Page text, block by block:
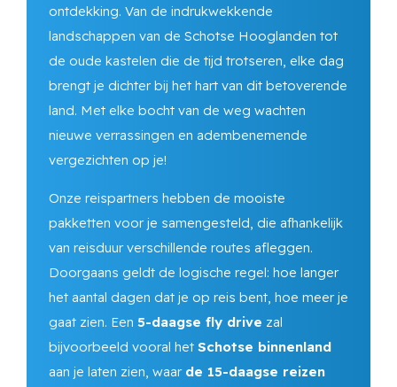
ontdekking. Van de indrukwekkende
landschappen van de Schotse Hooglanden tot
de oude kastelen die de tijd trotseren, elke dag
brengt je dichter bij het hart van dit betoverende
land. Met elke bocht van de weg wachten
nieuwe verrassingen en adembenemende
vergezichten op je!
Onze reispartners hebben de mooiste
pakketten voor je samengesteld, die afhankelijk
van reisduur verschillende routes afleggen.
Doorgaans geldt de logische regel: hoe langer
het aantal dagen dat je op reis bent, hoe meer je
gaat zien. Een 5-daagse fly drive zal
bijvoorbeeld vooral het Schotse binnenland
aan je laten zien, waar de 15-daagse reizen